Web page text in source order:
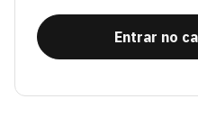
Entrar no